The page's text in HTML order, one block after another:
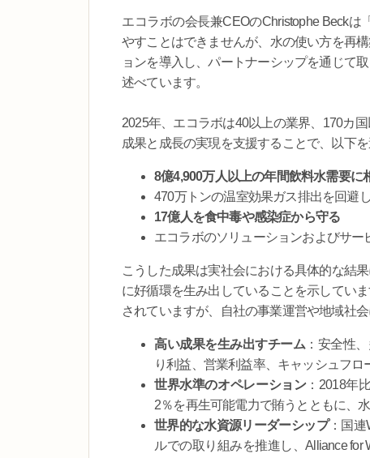
エコラボの会長兼CEOのChristophe Beck
やすことはできませんが、水の使い方を再
ョンを導入し、パートナーシップを通じて
述べています。
2025年、エコラボは40以上の業界、170カ
成果と成長の実現を支援することで、以下を
8億4,900万人以上の年間飲料水需要に
470万トンの温室効果ガス排出を回避し
17億人を食中毒や感染症から守る
エコラボのソリューションおよびサー
こうした成果は実社会における具体的な結
に好循環を生み出していることを示してい
されていますが、自社の事業運営や地域社
高い成果を生み出すチーム ：安全性
り利益、営業利益率、キャッシュフロ
世界水準のオペレーション：2018年
2％を再生可能電力で賄うとともに、
世界的な水資源リーダーシップ：国連
ルでの取り組みを推進し、Alliance for